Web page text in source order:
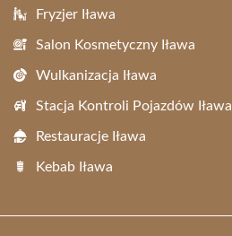
Fryzjer Iława
Salon Kosmetyczny Iława
Wulkanizacja Iława
Stacja Kontroli Pojazdów Iława
Restauracje Iława
Kebab Iława